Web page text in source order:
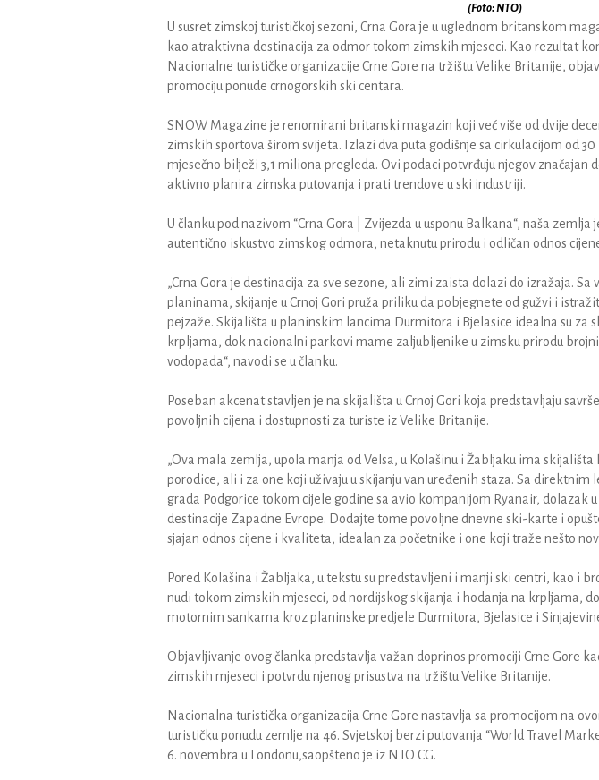
(Foto: NTO)
U susret zimskoj turističkoj sezoni, Crna Gora je u uglednom britanskom
kao atraktivna destinacija za odmor tokom zimskih mjeseci. Kao rezultat
Nacionalne turističke organizacije Crne Gore na tržištu Velike Britanije,
promociju ponude crnogorskih ski centara.
SNOW Magazine je renomirani britanski magazin koji već više od dvije
zimskih sportova širom svijeta. Izlazi dva puta godišnje sa cirkulacijom od
mjesečno bilježi 3,1 miliona pregleda. Ovi podaci potvrđuju njegov značajan
aktivno planira zimska putovanja i prati trendove u ski industriji.
U članku pod nazivom “Crna Gora | Zvijezda u usponu Balkana“, naša
autentično iskustvo zimskog odmora, netaknutu prirodu i odličan odnos
„Crna Gora je destinacija za sve sezone, ali zimi zaista dolazi do izražaja.
planinama, skijanje u Crnoj Gori pruža priliku da pobjegnete od gužvi i
pejzaže. Skijališta u planinskim lancima Durmitora i Bjelasice idealna su za
krpljama, dok nacionalni parkovi mame zaljubljenike u zimsku prirodu
vodopada“, navodi se u članku.
Poseban akcenat stavljen je na skijališta u Crnoj Gori koja predstavljaju
povoljnih cijena i dostupnosti za turiste iz Velike Britanije.
„Ova mala zemlja, upola manja od Velsa, u Kolašinu i Žabljaku ima skijališta
porodice, ali i za one koji uživaju u skijanju van uređenih staza. Sa
grada Podgorice tokom cijele godine sa avio kompanijom Ryanair, dolazak
destinacije Zapadne Evrope. Dodajte tome povoljne dnevne ski-karte i
sjajan odnos cijene i kvaliteta, idealan za početnike i one koji traže nešto
Pored Kolašina i Žabljaka, u tekstu su predstavljeni i manji ski centri, kao i
nudi tokom zimskih mjeseci, od nordijskog skijanja i hodanja na krpljama,
motornim sankama kroz planinske predjele Durmitora, Bjelasice i
Objavljivanje ovog članka predstavlja važan doprinos promociji Crne Gore
zimskih mjeseci i potvrdu njenog prisustva na tržištu Velike Britanije.
Nacionalna turistička organizacija Crne Gore nastavlja sa promocijom na
turističku ponudu zemlje na 46. Svjetskoj berzi putovanja “World Travel
6. novembra u Londonu,saopšteno je iz NTO CG.